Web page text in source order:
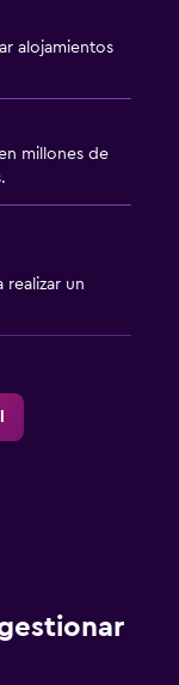
alojamientos
millones de
realizar un